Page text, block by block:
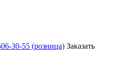
30-55 (розница) Заказать